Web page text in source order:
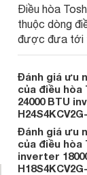
Điều hòa
thuộc dòng
được đưa tới
phẩm không
ấn tượng mà
cũng thuộc
Đánh giá ưu
của điều hòa
24000 BTU
Đánh giá ưu
của điều hòa
inverter